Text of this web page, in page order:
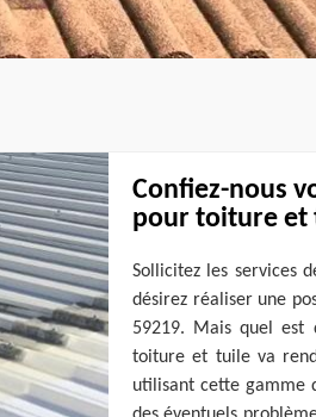
Confiez-nous
pour toiture et
Sollicitez les services
désirez réaliser une
59219. Mais quel est
toiture et tuile va
utilisant cette gamme